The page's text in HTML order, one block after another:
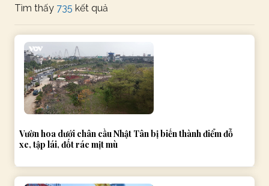
Tìm thấy 735 kết quả
Vườn hoa dưới chân cầu Nhật Tân bị biến thành điểm đỗ
xe, tập lái, đốt rác mịt mù